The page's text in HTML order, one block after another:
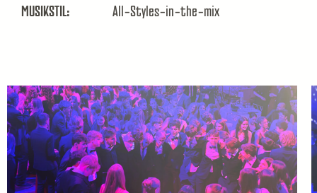
MUSIKSTIL:
All-Styles-in-the-mix